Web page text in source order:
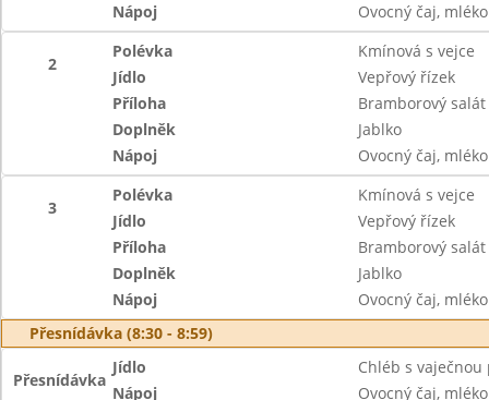
Nápoj
Ovocný čaj, mléko
2
Polévka
Kmínová s vejce
Jídlo
Vepřový řízek
Příloha
Bramborový salát
Doplněk
Jablko
Nápoj
Ovocný čaj, mléko
3
Polévka
Kmínová s vejce
Jídlo
Vepřový řízek
Příloha
Bramborový salát
Doplněk
Jablko
Nápoj
Ovocný čaj, mléko
Přesnídávka (8:30 - 8:59)
Přesnídávka
Jídlo
Chléb s
Nápoj
Ovocný čaj, mléko